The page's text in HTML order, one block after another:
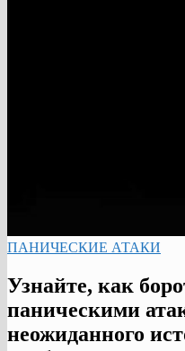
ПАНИЧЕСКИЕ АТАКИ
Узнайте, как
паническими
неожиданного